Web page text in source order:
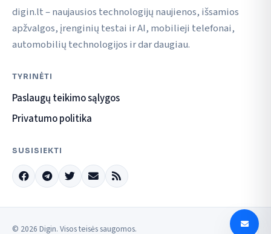
digin.lt – naujausios technologijų naujienos, išsamios
apžvalgos, įrenginių testai ir AI, mobilieji telefonai,
automobilių technologijos ir dar daugiau.
TYRINĖTI
Paslaugų teikimo sąlygos
Privatumo politika
SUSISIEKTI
© 2026 Digin. Visos teisės saugomos.